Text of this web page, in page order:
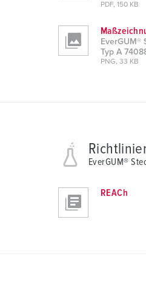
PDF, 150 KB
EverGUM®
Typ A
PNG, 33 KB
EverGUM®
REACh